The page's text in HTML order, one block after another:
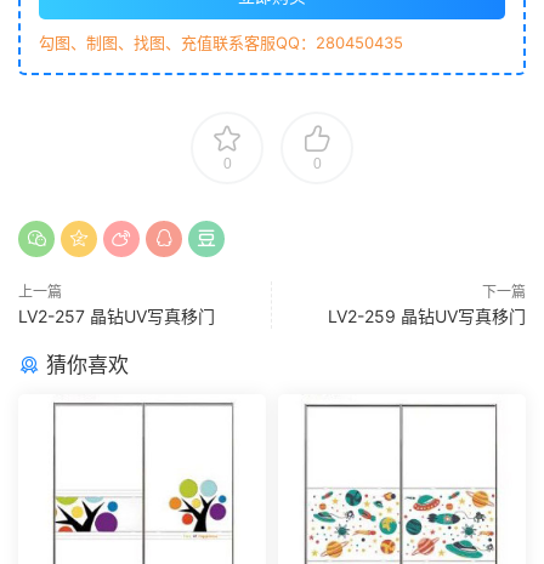
勾图、制图、找图、充值联系客服QQ：280450435
0 0
上一篇
LV2-257 晶钻UV写真移门
下一篇
LV2-259 晶钻UV写真移门
猜你喜欢